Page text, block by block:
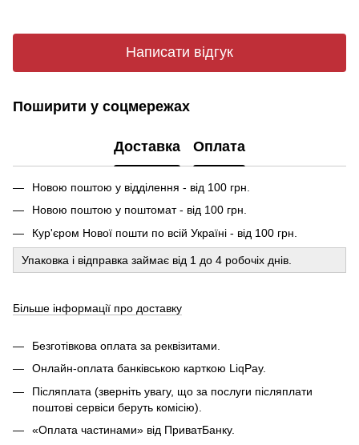
Написати відгук
Поширити у соцмережах
Доставка Оплата
Новою поштою у відділення - від 100 грн.
Новою поштою у поштомат - від 100 грн.
Кур'єром Нової пошти по всій Україні - від 100 грн.
Упаковка і відправка займає від 1 до 4 робочіх днів.
Більше інформації про доставку
Безготівкова оплата за реквізитами.
Онлайн-оплата банківською карткою LiqPay.
Післяплата (зверніть увагу, що за послуги післяплати
поштові сервіси беруть комісію).
«Оплата частинами» від ПриватБанку.